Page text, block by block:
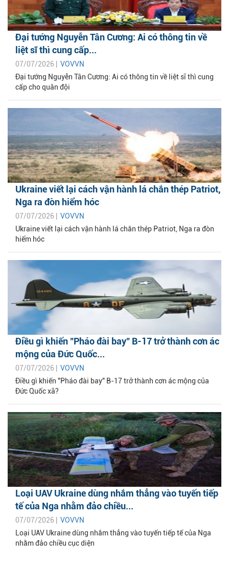
Đại tướng Nguyễn Tân Cương: Ai có thông tin về
liệt sĩ thì cung cấp...
07/07/2026 | VOVVN
Đại tướng Nguyễn Tân Cương: Ai có thông tin về liệt sĩ thì cung
cấp cho quân đội
Ukraine viết lại cách vận hành lá chắn thép Patriot,
Nga ra đòn hiểm hóc
07/07/2026 | VOVVN
Ukraine viết lại cách vận hành lá chắn thép Patriot, Nga ra đòn
hiểm hóc
Điều gì khiến "Pháo đài bay" B-17 trở thành cơn ác
mộng của Đức Quốc...
07/07/2026 | VOVVN
Điều gì khiến "Pháo đài bay" B-17 trở thành cơn ác mộng của
Đức Quốc xã?
Loại UAV Ukraine dùng nhắm thẳng vào tuyến tiếp
tế của Nga nhằm đảo chiều...
07/07/2026 | VOVVN
Loại UAV Ukraine dùng nhắm thẳng vào tuyến tiếp tế của Nga
nhằm đảo chiều cục diện